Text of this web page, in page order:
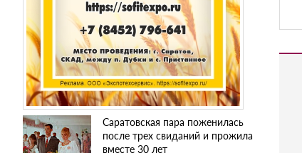
Саратовская пара поженилась
после трех свиданий и прожила
вместе 30 лет